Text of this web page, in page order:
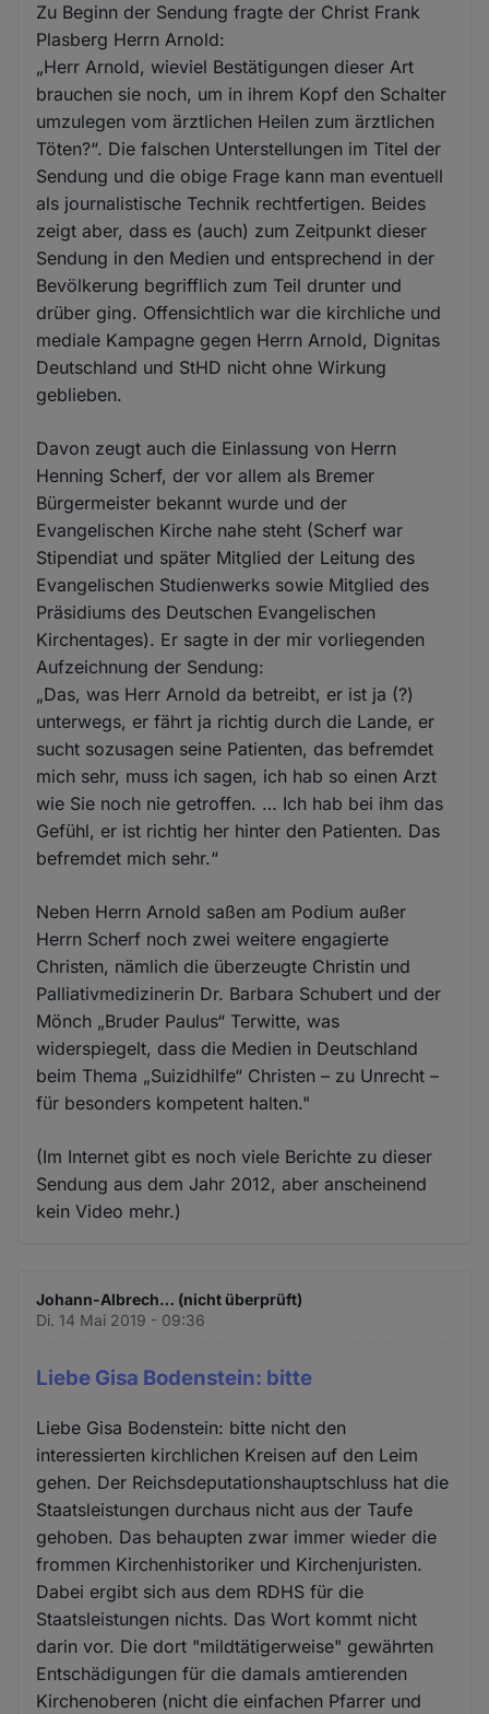
Zu Beginn der Sendung fragte der Christ Frank
Plasberg Herrn Arnold:
„Herr Arnold, wieviel Bestätigungen dieser Art
brauchen sie noch, um in ihrem Kopf den Schalter
umzulegen vom ärztlichen Heilen zum ärztlichen
Töten?“. Die falschen Unterstellungen im Titel der
Sendung und die obige Frage kann man eventuell
als journalistische Technik rechtfertigen. Beides
zeigt aber, dass es (auch) zum Zeitpunkt dieser
Sendung in den Medien und entsprechend in der
Bevölkerung begrifflich zum Teil drunter und
drüber ging. Offensichtlich war die kirchliche und
mediale Kampagne gegen Herrn Arnold, Dignitas
Deutschland und StHD nicht ohne Wirkung
geblieben.
Davon zeugt auch die Einlassung von Herrn
Henning Scherf, der vor allem als Bremer
Bürgermeister bekannt wurde und der
Evangelischen Kirche nahe steht (Scherf war
Stipendiat und später Mitglied der Leitung des
Evangelischen Studienwerks sowie Mitglied des
Präsidiums des Deutschen Evangelischen
Kirchentages). Er sagte in der mir vorliegenden
Aufzeichnung der Sendung:
„Das, was Herr Arnold da betreibt, er ist ja (?)
unterwegs, er fährt ja richtig durch die Lande, er
sucht sozusagen seine Patienten, das befremdet
mich sehr, muss ich sagen, ich hab so einen Arzt
wie Sie noch nie getroffen. … Ich hab bei ihm das
Gefühl, er ist richtig her hinter den Patienten. Das
befremdet mich sehr.“
Neben Herrn Arnold saßen am Podium außer
Herrn Scherf noch zwei weitere engagierte
Christen, nämlich die überzeugte Christin und
Palliativmedizinerin Dr. Barbara Schubert und der
Mönch „Bruder Paulus“ Terwitte, was
widerspiegelt, dass die Medien in Deutschland
beim Thema „Suizidhilfe“ Christen – zu Unrecht –
für besonders kompetent halten."
(Im Internet gibt es noch viele Berichte zu dieser
Sendung aus dem Jahr 2012, aber anscheinend
kein Video mehr.)
Johann-Albrech… (nicht überprüft)
Di. 14 Mai 2019 - 09:36
Liebe Gisa Bodenstein: bitte
Liebe Gisa Bodenstein: bitte nicht den
interessierten kirchlichen Kreisen auf den Leim
gehen. Der Reichsdeputationshauptschluss hat die
Staatsleistungen durchaus nicht aus der Taufe
gehoben. Das behaupten zwar immer wieder die
frommen Kirchenhistoriker und Kirchenjuristen.
Dabei ergibt sich aus dem RDHS für die
Staatsleistungen nichts. Das Wort kommt nicht
darin vor. Die dort "mildtätigerweise" gewährten
Entschädigungen für die damals amtierenden
Kirchenoberen (nicht die einfachen Pfarrer und